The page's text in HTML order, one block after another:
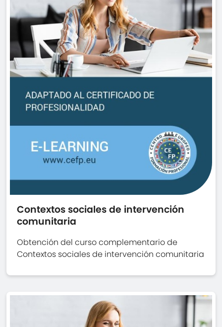
Contextos sociales de intervención
comunitaria
Obtención del curso complementario de
Contextos sociales de intervención comunitaria